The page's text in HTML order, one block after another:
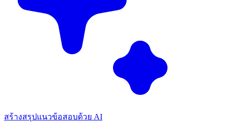
สร้างสรุปแนวข้อสอบด้วย AI